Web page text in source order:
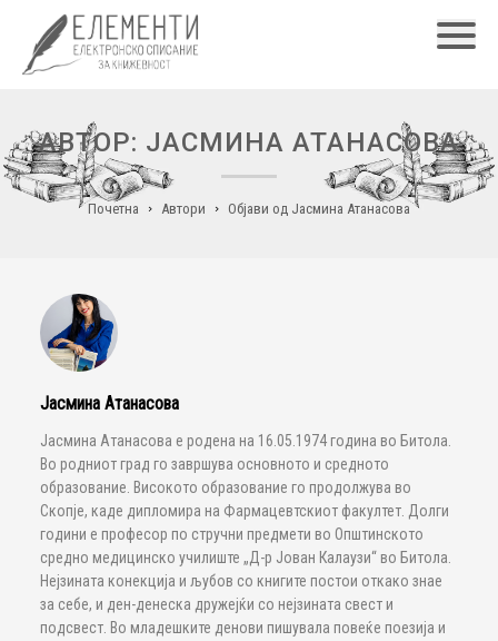
АВТОР: ЈАСМИНА АТАНАСОВА
Почетна Автори Објави од Јасмина Атанасова
Јасмина Атанасова
Јасмина Атанасова е родена на 16.05.1974 година во Битола.
Во родниот град го завршува основното и средното
образование. Високото образование го продолжува во
Скопје, каде дипломира на Фармацевтскиот факултет. Долги
години е професор по стручни предмети во Општинското
средно медицинско училиште „Д-р Јован Калаузи“ во Битола.
Нејзината конекција и љубов со книгите постои откако знае
за себе, и ден-денеска дружејќи со нејзината свест и
подсвест. Во младешките денови пишувала повеќе поезија и